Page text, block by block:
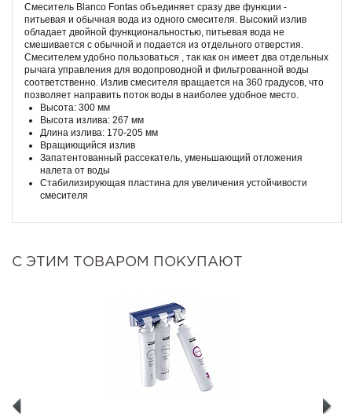
Смеситель Blanco Fontas объединяет сразу две функции -
питьевая и обычная вода из одного смесителя. Высокий излив
обладает двойной функциональностью, питьевая вода не
смешивается с обычной и подается из отдельного отверстия.
Смесителем удобно пользоваться , так как он имеет два отдельных
рычага управления для водопроводной и фильтрованной воды
соответственно. Излив смесителя вращается на 360 градусов, что
позволяет направить поток воды в наиболее удобное место.
Высота: 300 мм
Высота излива: 267 мм
Длина излива: 170-205 мм
Вращиющийся излив
Запатентованный рассекатель, уменьшающий отложения
налета от воды
Стабилизирующая пластина для увеличения устойчивости
смесителя
С ЭТИМ ТОВАРОМ ПОКУПАЮТ